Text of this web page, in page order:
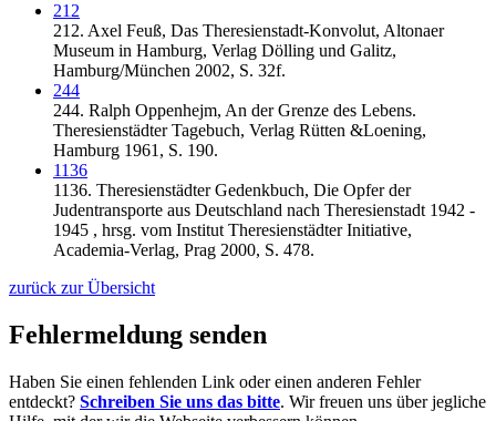
212
212. Axel Feuß, Das Theresienstadt-Konvolut, Altonaer
Museum in Hamburg, Verlag Dölling und Galitz,
Hamburg/München 2002, S. 32f.
244
244. Ralph Oppenhejm, An der Grenze des Lebens.
Theresienstädter Tagebuch, Verlag Rütten &Loening,
Hamburg 1961, S. 190.
1136
1136. Theresienstädter Gedenkbuch, Die Opfer der
Judentransporte aus Deutschland nach Theresienstadt 1942 -
1945 , hrsg. vom Institut Theresienstädter Initiative,
Academia-Verlag, Prag 2000, S. 478.
zurück zur Übersicht
Fehlermeldung senden
Haben Sie einen fehlenden Link oder einen anderen Fehler
entdeckt? Schreiben Sie uns das bitte. Wir freuen uns über jegliche